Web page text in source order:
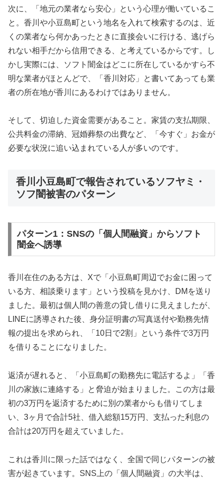
次に、「地元の業者なら安心」という心理が働いているこ
と。香川や小豆島町という地名を入れて検索するのは、近
くの業者なら何かあったときに直接会いに行ける、逃げら
れない相手だから信用できる、と考えているからです。し
かし実際には、ソフト闇金はどこに所在しているかすら不
明な業者がほとんどで、「香川対応」と書いてあっても業
者の所在地が香川にあるわけではありません。
そして、切迫した資金需要があること。家賃の支払期限、
公共料金の滞納、冠婚葬祭の出費など、「今すぐ」お金が
必要な状況に追い込まれている人が多いのです。
香川小豆島町で報告されているソフヤミ・
ソフ闇被害のパターン
パターン1：SNSの「個人間融資」からソフト
闇金へ誘導
香川在住のある方は、Xで「小豆島町周辺でお金に困って
いる方、相談乗ります」という投稿を見かけ、DMを送り
ました。最初は個人間の善意の貸し借りに見えましたが、
LINEに誘導された後、身分証明書の写真送付や勤務先情
報の提出を求められ、「10日で2割」という条件で3万円
を借りることになりました。
返済が遅れると、「小豆島町の勤務先に電話するよ」「香
川の家族に連絡する」と脅迫が始まりました。この方は最
初の3万円を返済するために別の業者からも借りてしま
い、3ヶ月で合計5社、借入総額15万円、支払った利息の
合計は20万円を超えていました。
これは香川に限った話ではなく、全国で同じパターンの被
害が起きています。SNS上の「個人間融資」の大半は、